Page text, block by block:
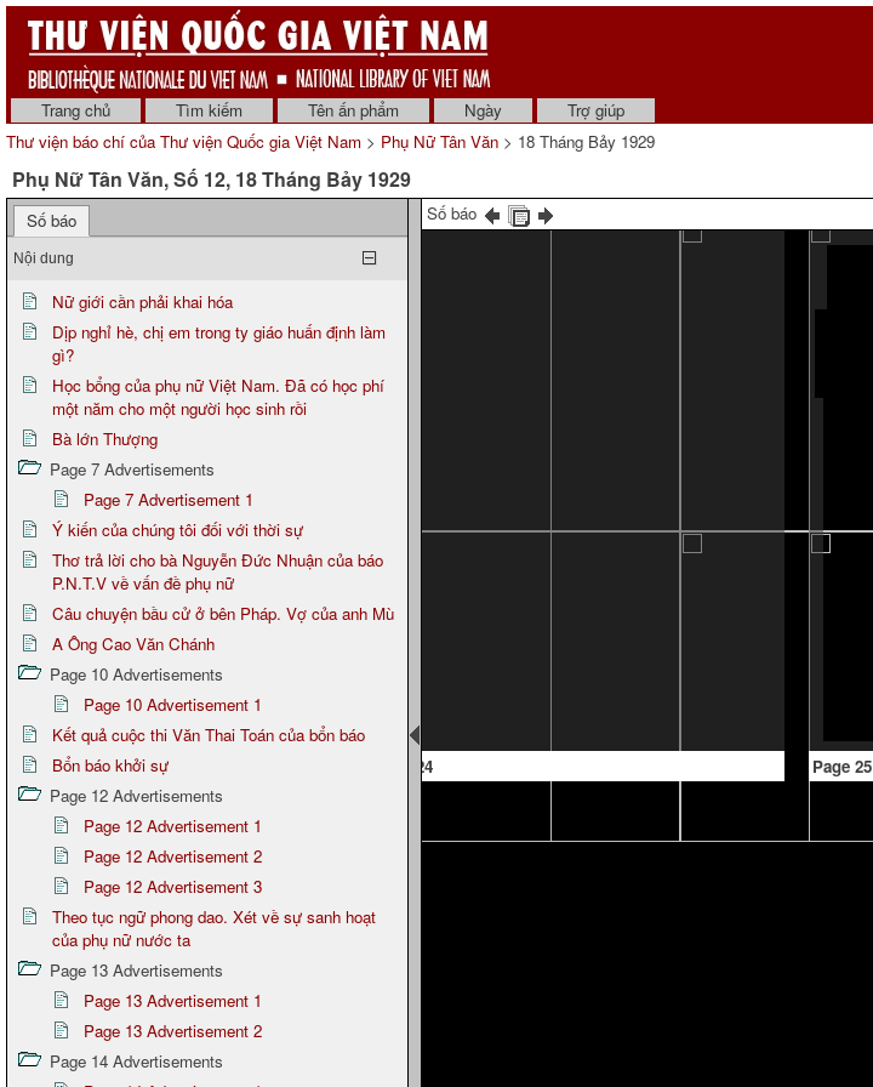
Trang chủ Tìm kiếm Tên ấn phẩm Ngày
Trợ giúp
Thư viện báo chí của Thư viện Quốc gia Việt Nam > Phụ Nữ Tân Văn > 18 Tháng Bảy 1929
Phụ Nữ Tân Văn, Số 12, 18 Tháng Bảy 1929
Số báo
Nội dung
Nữ giới cần phải khai hóa
Dịp nghỉ hè, chị em trong ty giáo huấn định làm
gì?
Học bổng của phụ nữ Việt Nam. Đã có học phí
một năm cho một người học sinh rồi
Bà lớn Thượng
Page 7 Advertisements
Page 7 Advertisement 1
Ý kiến của chúng tôi đối với thời sự
Thơ trả lời cho bà Nguyễn Đức Nhuận của báo
P.N.T.V về vấn đề phụ nữ
Câu chuyện bầu cử ở bên Pháp. Vợ của anh Mù
A Ông Cao Văn Chánh
Page 10 Advertisements
Page 10 Advertisement 1
Kết quả cuộc thi Văn Thai Toán của bổn báo
Bổn báo khởi sự
Page 12 Advertisements
Page 12 Advertisement 1
Page 12 Advertisement 2
Page 12 Advertisement 3
Theo tục ngữ phong dao. Xét về sự sanh hoạt
của phụ nữ nước ta
Page 13 Advertisements
Page 13 Advertisement 1
Page 13 Advertisement 2
Page 14 Advertisements
Số báo
Page 25
Page 24